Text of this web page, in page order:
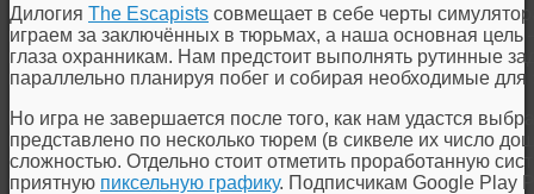
Дилогия The Escapists совмещает в себе черты
играем за заключённых в тюрьмах, а наша основная цель
глаза охранникам. Нам предстоит выполнять рутинные
параллельно планируя побег и собирая необходимые для
Но игра не завершается после того, как нам удастся
представлено по несколько тюрем (в сиквеле их число
сложностью. Отдельно стоит отметить проработанную
приятную пиксельную графику. Подписчикам Google Play